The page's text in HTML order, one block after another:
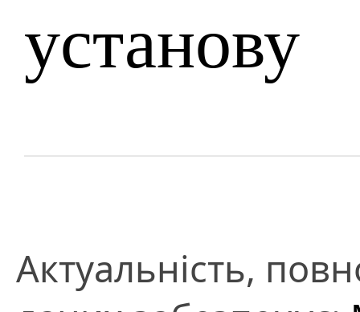
установу
Актуальність,